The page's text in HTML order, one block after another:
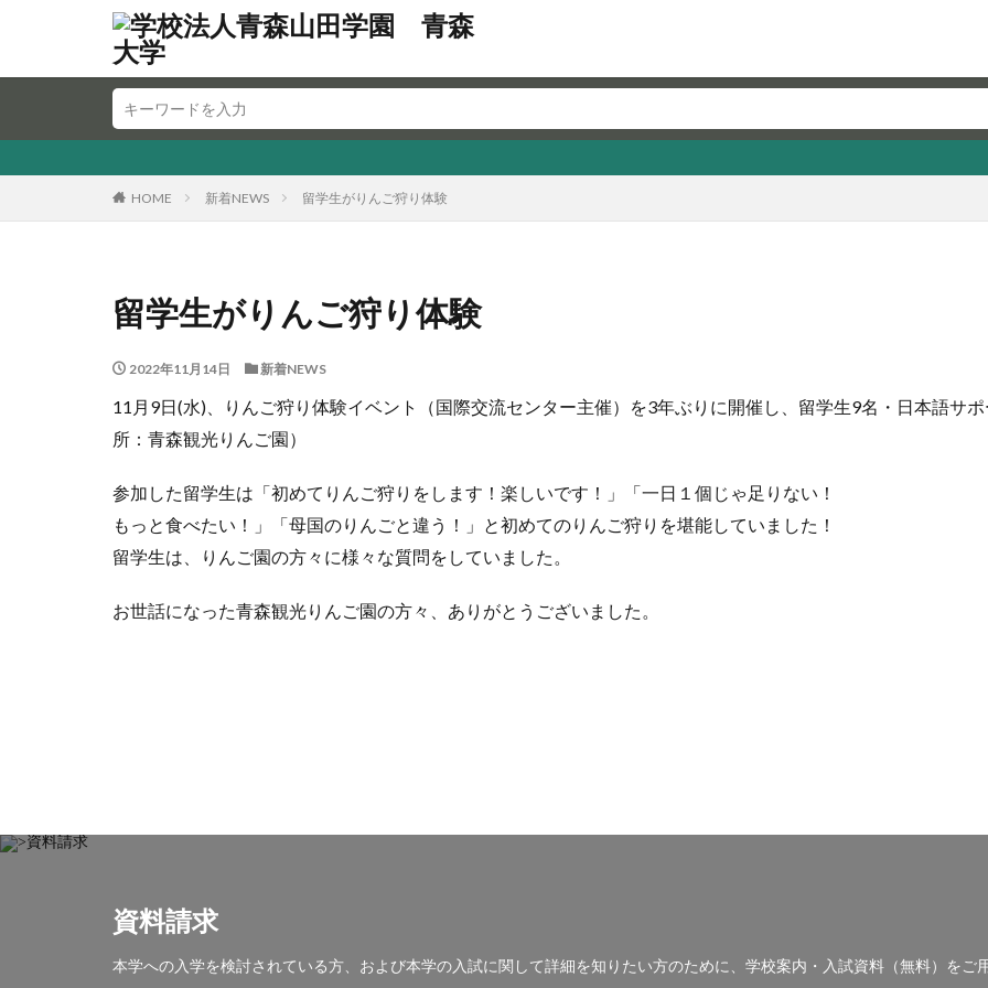
HOME 新着NEWS 留学生がりんご狩り体験
留学生がりんご狩り体験
2022年11月14日 新着NEWS
11月9日(水)、りんご狩り体験イベント（国際交流センター主催）を3年ぶりに開催し、留学生9名・日本語サ
所：青森観光りんご園）
参加した留学生は「初めてりんご狩りをします！楽しいです！」「一日１個じゃ足りない！
もっと食べたい！」「母国のりんごと違う！」と初めてのりんご狩りを堪能していました！
留学生は、りんご園の方々に様々な質問をしていました。
お世話になった青森観光りんご園の方々、ありがとうございました。
資料請求
本学への入学を検討されている方、および本学の入試に関して詳細を知りたい方のために、学校案内・入試資料（無料）をご